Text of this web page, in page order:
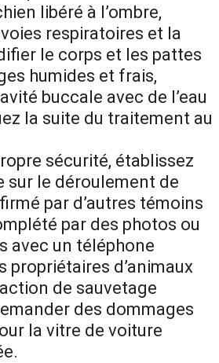
libéré à l’ombre,
respiratoires et la
le corps et les pattes
humides et frais,
buccale avec de l’eau
la suite du traitement au
sécurité, établissez
sur le déroulement de
par d’autres témoins
par des photos ou
avec un téléphone
propriétaires d’animaux
de sauvetage
des dommages
la vitre de voiture